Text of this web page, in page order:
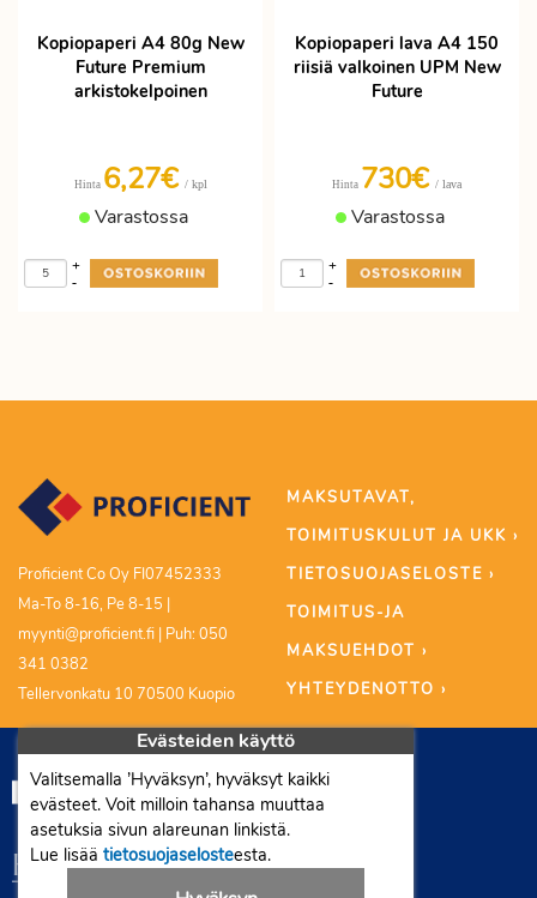
Kopiopaperi A4 80g New
Future Premium
arkistokelpoinen
Hinta 6,27€ / kpl
Varastossa
-
+
Kopiopaperi lava A4 150
riisiä valkoinen UPM New
Future
Hinta 730€ / lava
Varastossa
-
+
Proficient Co Oy FI07452333
Ma-To 8-16, Pe 8-15 |
myynti@proficient.fi | Puh: 050
341 0382
Tellervonkatu 10 70500 Kuopio
MAKSUTAVAT,
TOIMITUSKULUT JA UKK ›
TIETOSUOJASELOSTE ›
TOIMITUS-JA
MAKSUEHDOT ›
YHTEYDENOTTO ›
Evästeiden käyttö
Valitsemalla ’Hyväksyn’, hyväksyt kaikki
evästeet. Voit milloin tahansa muuttaa
asetuksia sivun alareunan linkistä.
Lue lisää tietosuojaselosteesta.